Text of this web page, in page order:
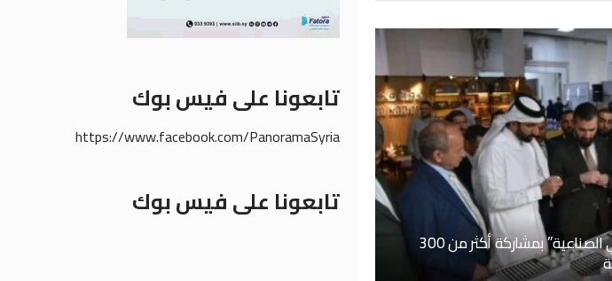
انطلاق “ثلاثية مشهداني الصناعية” بمشاركة أكثر من 300
تابعونا على فيس بوك
https://www.facebook.com/PanoramaSyria
تابعونا على فيس بوك